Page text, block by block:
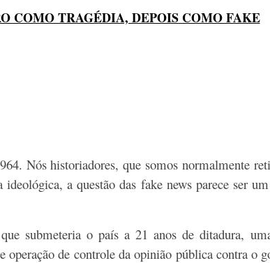
COMO TRAGÉDIA, DEPOIS COMO FAKE
Nós historiadores, que somos normalmente
a questão das fake news parece ser
submeteria o país a 21 anos de ditadura,
de controle da opinião pública contra o